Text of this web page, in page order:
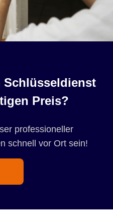
Schlüsseldienst
Preis?
professioneller
schnell vor Ort sein!